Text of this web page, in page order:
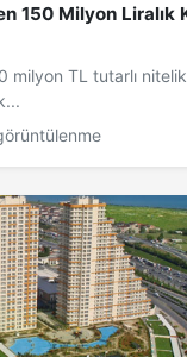
150 Milyon Liralık
TL tutarlı